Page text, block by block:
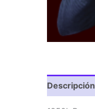
Descripción